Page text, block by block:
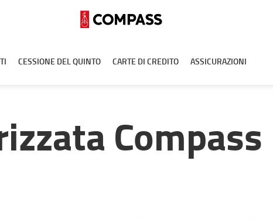
CESSIONE DEL QUINTO CARTE DI CREDITO ASSICURAZIONI
Compass